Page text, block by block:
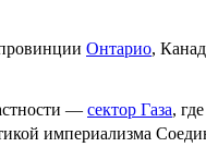
Онтарио,
— сектор Газа,
империализма